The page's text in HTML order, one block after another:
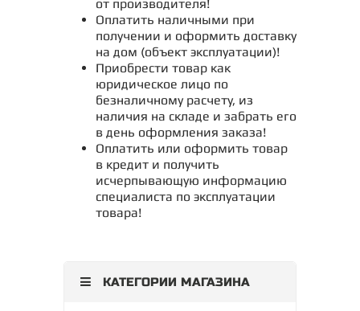
от производителя!
Оплатить наличными при
получении и оформить доставку
на дом (объект эксплуатации)!
Приобрести товар как
юридическое лицо по
безналичному расчету, из
наличия на складе и забрать его
в день оформления заказа!
Оплатить или оформить товар
в кредит и получить
исчерпывающую информацию
специалиста по эксплуатации
товара!
КАТЕГОРИИ МАГАЗИНА